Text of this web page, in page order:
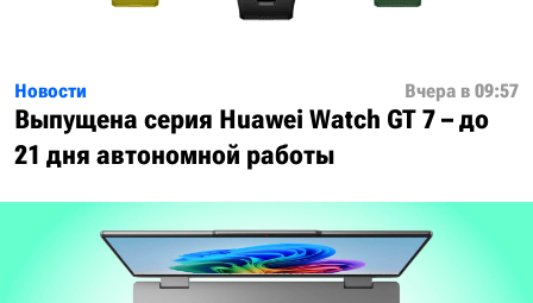
Новости Вчера в 09:57
Выпущена серия Huawei Watch GT 7 – до
21 дня автономной работы